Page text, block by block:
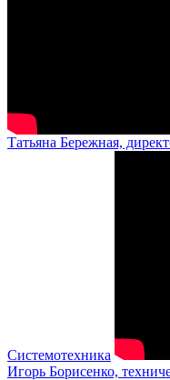
Татьяна Бережная,
Системотехника
Игорь Борисенко,